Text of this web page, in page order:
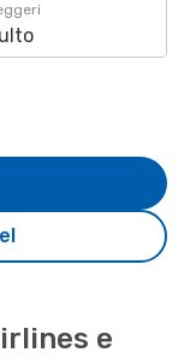
e